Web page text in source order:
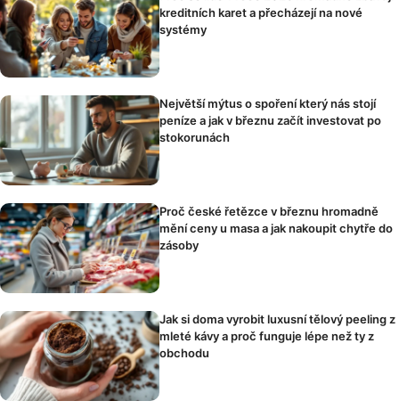
kreditních karet a přecházejí na nové
systémy
Největší mýtus o spoření který nás stojí
peníze a jak v březnu začít investovat po
stokorunách
Proč české řetězce v březnu hromadně
mění ceny u masa a jak nakoupit chytře do
zásoby
Jak si doma vyrobit luxusní tělový peeling z
mleté kávy a proč funguje lépe než ty z
obchodu